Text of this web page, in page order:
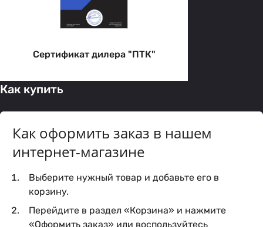
Сертификат дилера "ПТК"
Как купить
Как оформить заказ в нашем
интернет-магазине
Выберите нужный товар и добавьте его в
корзину.
Перейдите в раздел «Корзина» и нажмите
«Оформить заказ» или воспользуйтесь